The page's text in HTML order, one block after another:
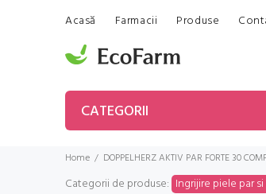
Acasă Farmacii Produse
CATEGORII
Home DOPPELHERZ AKTIV PAR FORTE 30
Categorii de produse: Ingrijire piele par